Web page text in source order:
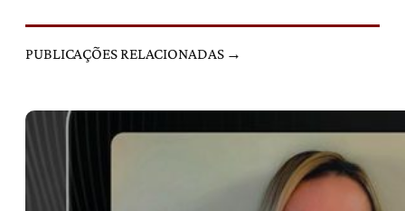
PUBLICAÇÕES RELACIONADAS →